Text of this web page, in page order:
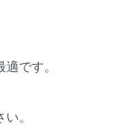
です。
。